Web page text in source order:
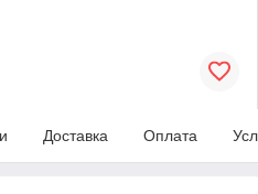
Доставка Оплата